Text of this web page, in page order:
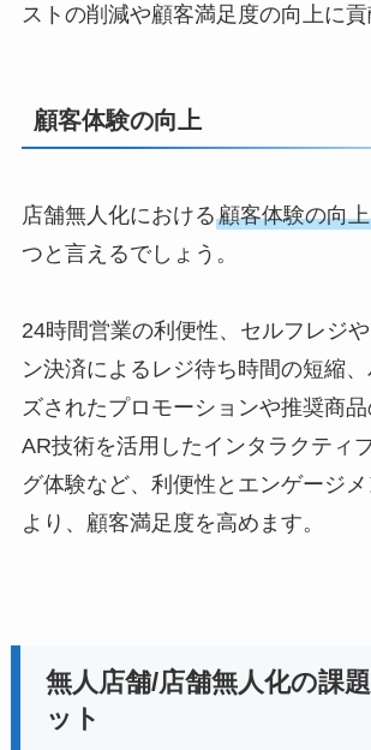
ストの削減や顧客満足度の向上に貢
顧客体験の向上
店舗無人化における顧客体験の向上
つと言えるでしょう。
24時間営業の利便性、セルフレジ
ン決済によるレジ待ち時間の短縮
ズされたプロモーションや推奨商
AR技術を活用したインタラクティ
グ体験など、利便性とエンゲージ
より、顧客満足度を高めます。
無人店舗/店舗無人化の課
ット